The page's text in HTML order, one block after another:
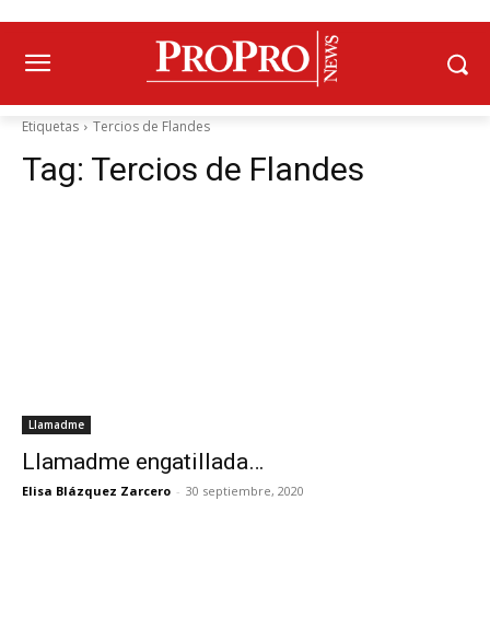
Etiquetas Tercios de Flandes
Tag: Tercios de Flandes
Llamadme
Llamadme engatillada…
Elisa Blázquez Zarcero - 30 septiembre, 2020